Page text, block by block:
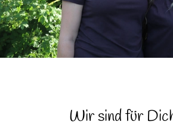
Naturkost
Vegane Küche
Wir sind für